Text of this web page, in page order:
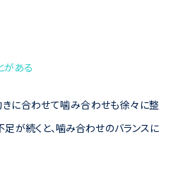
ある
に合わせて噛み合わせも徐々に整
足が続くと、噛み合わせのバランスに